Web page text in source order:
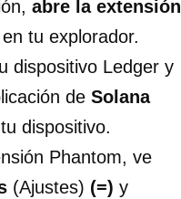
abre la extensión
en tu explorador.
dispositivo Ledger y
de Solana
dispositivo.
Phantom, ve
(Ajustes) (=) y